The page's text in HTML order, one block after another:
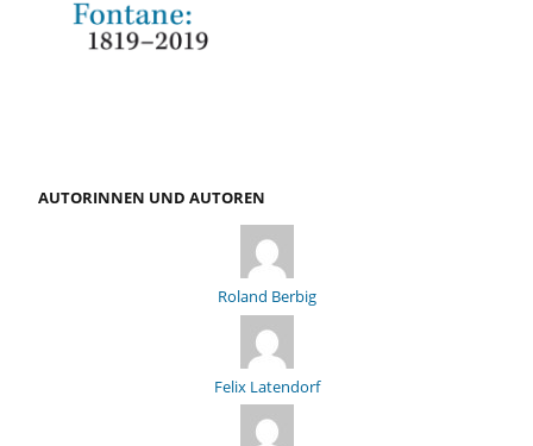
AUTORINNEN UND AUTOREN
Roland Berbig
Felix Latendorf